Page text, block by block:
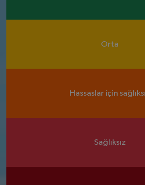
Orta
Hassaslar için
Sağlıksız